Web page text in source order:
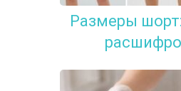
Размеры